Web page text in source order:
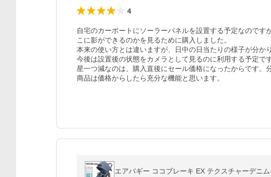
4
自宅のカーポートにソーラーパネルを設置する予定なので
こに影ができるのかを見るために購入しました。
本来の使い方とは違いますが、日中の日当たりの様子が分か
今後は設置後の状態をカメラとして見るのに利用する予定です
星一つ減なのは、購入直後にセール価格になったからです。
商品は価格からしたら充分な機能と思います。
エアバギー ココブレーキ EX テクスチャーデ